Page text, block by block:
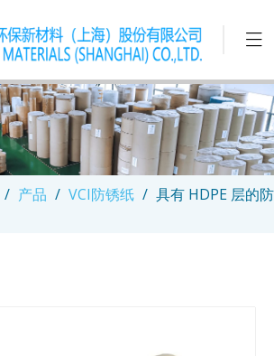
/ 产品 / VCI防锈纸 / 具有 HDPE 层的防